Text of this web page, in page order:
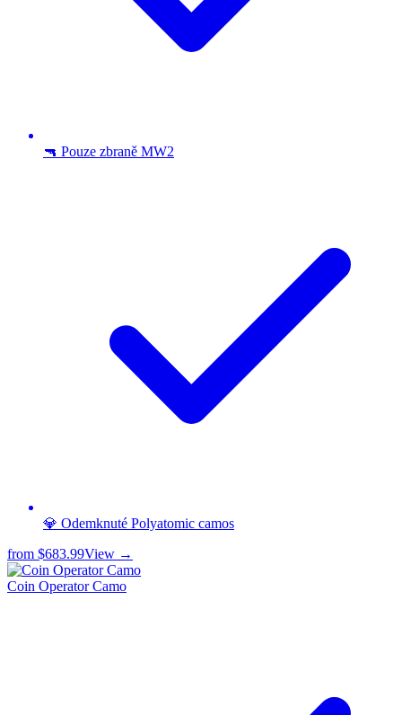
🔫 Pouze zbraně MW2
💎 Odemknuté Polyatomic camos
from $683.99View →
Coin Operator Camo